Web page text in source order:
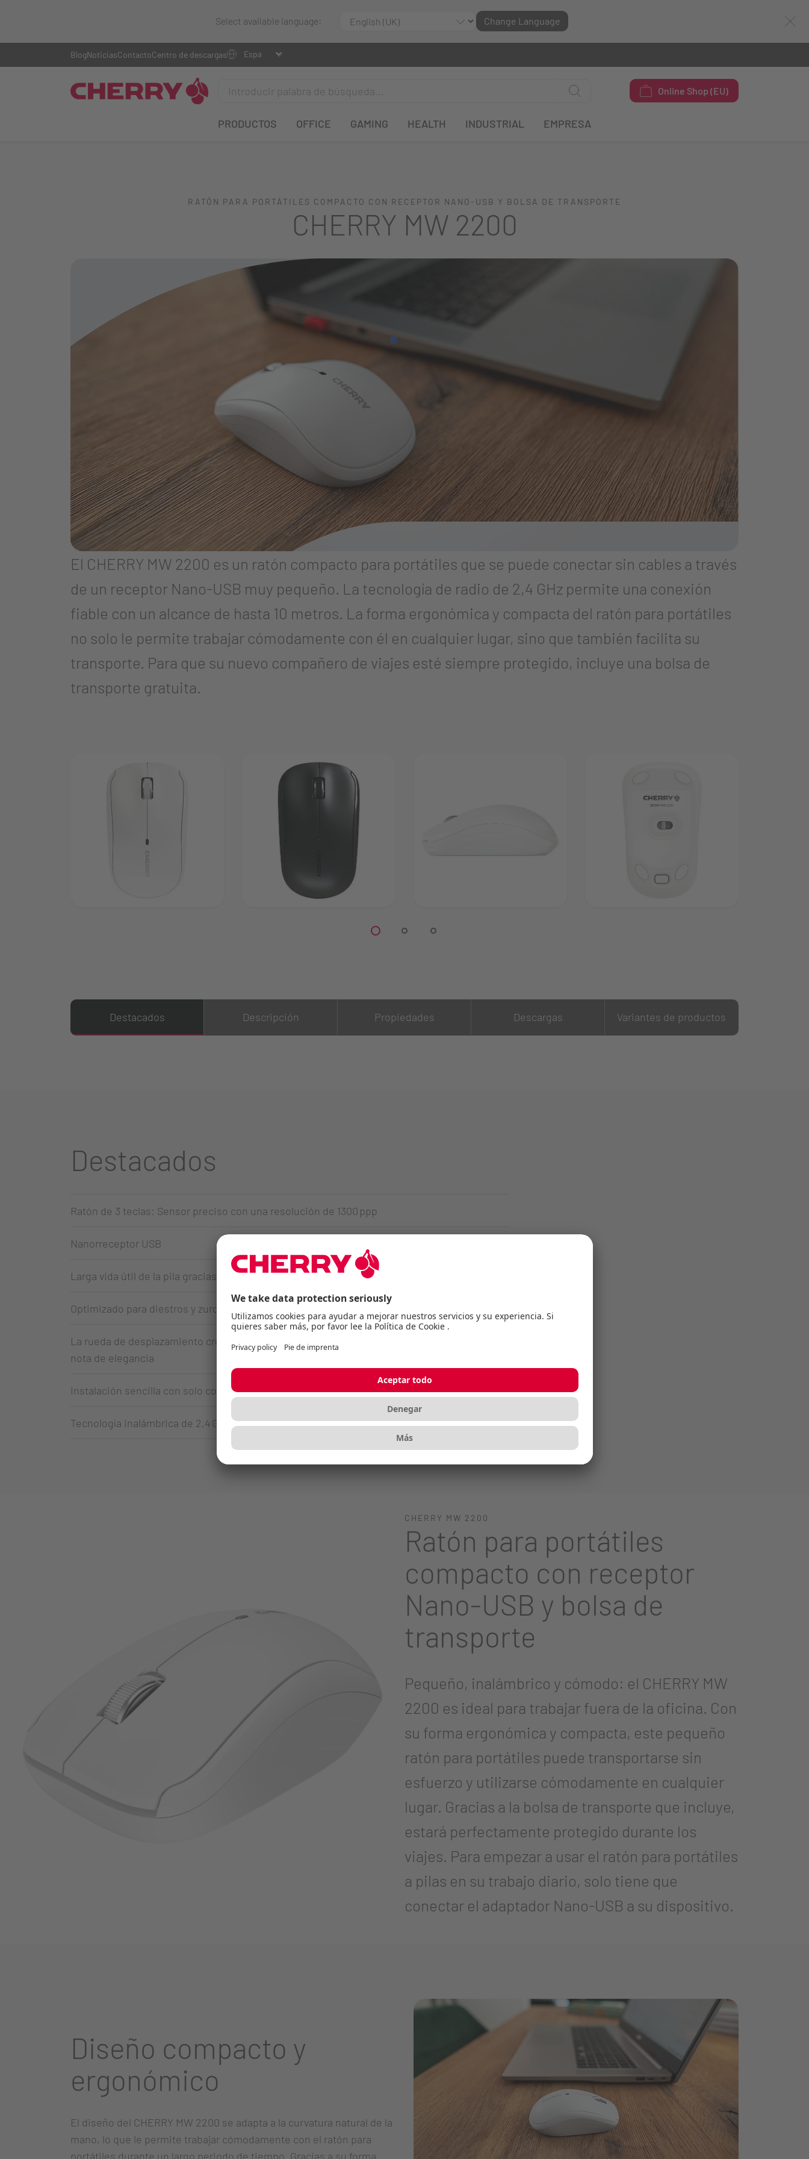
Select available language: Change Language
Online Shop (EU)
PRODUCTOS OFFICE GAMING HEALTH INDUSTRIAL EMPRESA
BlogNoticiasContactoCentro de descargas
RATÓN PARA PORTÁTILES COMPACTO CON RECEPTOR NANO-USB Y BOLSA DE TRANSPORTE
CHERRY MW 2200
El CHERRY MW 2200 es un ratón compacto para portátiles que se puede conectar sin cables a través
de un receptor Nano-USB muy pequeño. La tecnología de radio de 2,4 GHz permite una conexión
fiable con un alcance de hasta 10 metros. La forma ergonómica y compacta del ratón para portátiles
no solo le permite trabajar cómodamente con él en cualquier lugar, sino que también facilita su
transporte. Para que su nuevo compañero de viajes esté siempre protegido, incluye una bolsa de
transporte gratuita.
Destacados Descripción Propiedades Descargas Variantes de productos
Destacados
Ratón de 3 teclas: Sensor preciso con una resolución de 1300 ppp
Nanorreceptor USB
Larga vida útil de la pila gracias al sensor de bajo consumo
Optimizado para diestros y zurdos
La rueda de desplazamiento cromada con revestimiento de goma antideslizante aporta una
nota de elegancia
Instalación sencilla con solo conectar
Tecnología inalámbrica de 2,4 GHz sin interferencias (alcance aprox. de 10 m)
CHERRY MW 2200
Ratón para portátiles
compacto con receptor
Nano-USB y bolsa de
transporte
Pequeño, inalámbrico y cómodo: el CHERRY MW
2200 es ideal para trabajar fuera de la oficina. Con
su forma ergonómica y compacta, este pequeño
ratón para portátiles puede transportarse sin
esfuerzo y utilizarse cómodamente en cualquier
lugar. Gracias a la bolsa de transporte que incluye,
estará perfectamente protegido durante los
viajes. Para empezar a usar el ratón para portátiles
a pilas en su trabajo diario, solo tiene que
conectar el adaptador Nano-USB a su dispositivo.
Diseño compacto y
ergonómico
El diseño del CHERRY MW 2200 se adapta a la curvatura natural de la
mano, lo que le permite trabajar cómodamente con el ratón para
portátiles durante un largo periodo de tiempo. Gracias a su forma